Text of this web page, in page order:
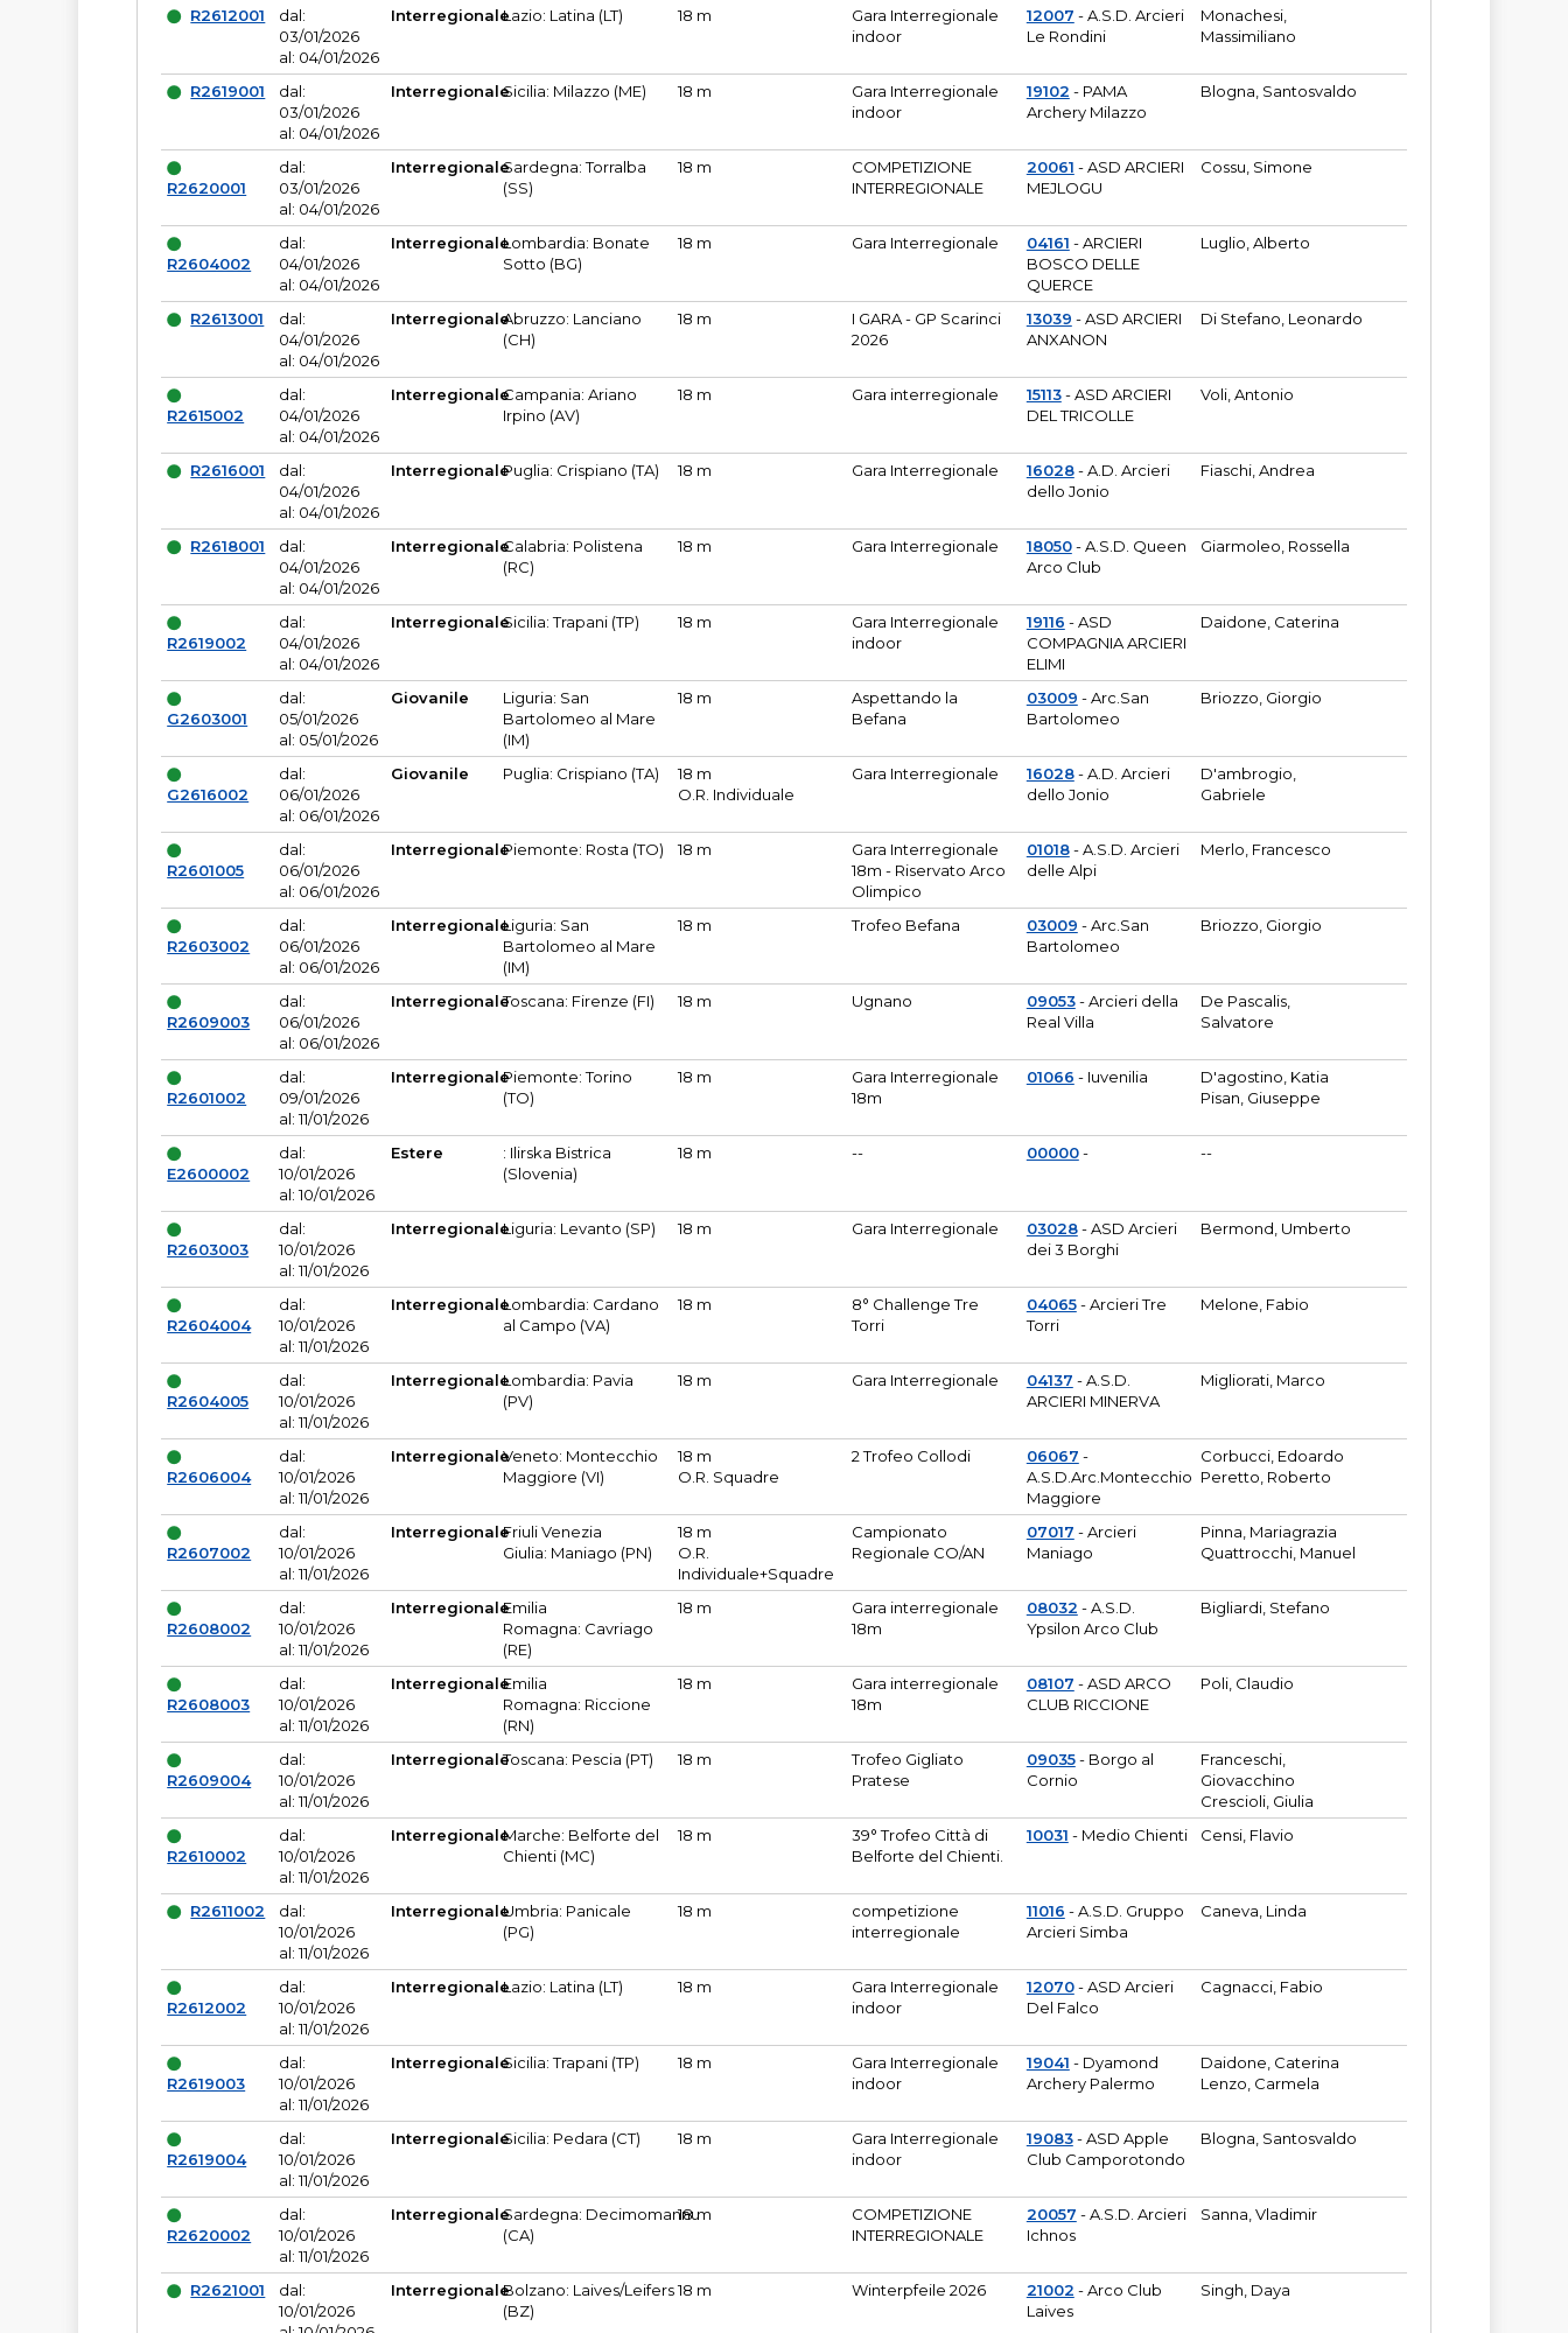
R2612001
dal:
03/01/2026
al: 04/01/2026
InterregionaleLazio: Latina (LT) 18 m
Gara Interregionale
indoor
12007 - A.S.D. Arcieri
Le Rondini
Monachesi,
Massimiliano
R2619001
dal:
03/01/2026
al: 04/01/2026
InterregionaleSicilia: Milazzo (ME) 18 m
Gara Interregionale
indoor
19102 - PAMA
Archery Milazzo
Blogna, Santosvaldo
R2620001
dal:
03/01/2026
al: 04/01/2026
InterregionaleSardegna: Torralba
(SS)
18 m
COMPETIZIONE
INTERREGIONALE
20061 - ASD ARCIERI
MEJLOGU
Cossu, Simone
R2604002
dal:
04/01/2026
al: 04/01/2026
InterregionaleLombardia: Bonate
Sotto (BG)
18 m Gara Interregionale 04161 - ARCIERI
BOSCO DELLE
QUERCE
Luglio, Alberto
R2613001
dal:
04/01/2026
al: 04/01/2026
InterregionaleAbruzzo: Lanciano
(CH)
18 m
I GARA - GP Scarinci
2026
13039 - ASD ARCIERI
ANXANON
Di Stefano, Leonardo
R2615002
dal:
04/01/2026
al: 04/01/2026
InterregionaleCampania: Ariano
Irpino (AV)
18 m Gara interregionale 15113- ASD ARCIERI
DEL TRICOLLE
Voli, Antonio
R2616001
dal:
04/01/2026
al: 04/01/2026
InterregionalePuglia: Crispiano (TA) 18 m Gara Interregionale 16028- A.D. Arcieri
dello Jonio
Fiaschi, Andrea
R2618001
dal:
04/01/2026
al: 04/01/2026
InterregionaleCalabria: Polistena
(RC)
18 m Gara Interregionale 18050- A.S.D. Queen
Arco Club
Giarmoleo, Rossella
R2619002
dal:
04/01/2026
al: 04/01/2026
InterregionaleSicilia: Trapani (TP) 18 m
Gara Interregionale
indoor
19116 - ASD
COMPAGNIA ARCIERI
ELIMI
Daidone, Caterina
G2603001
dal:
05/01/2026
al: 05/01/2026
Giovanile
Liguria: San
Bartolomeo al Mare
(IM)
18 m
Aspettando la
Befana
03009 - Arc.San
Bartolomeo
Briozzo, Giorgio
G2616002
dal:
06/01/2026
al: 06/01/2026
Giovanile Puglia: Crispiano (TA)
18 m
O.R. Individuale
Gara Interregionale 16028- A.D. Arcieri
dello Jonio
D'ambrogio,
Gabriele
R2601005
dal:
06/01/2026
al: 06/01/2026
InterregionalePiemonte: Rosta (TO) 18 m
Gara Interregionale
18m - Riservato Arco
Olimpico
01018- A.S.D. Arcieri
delle Alpi
Merlo, Francesco
R2603002
dal:
06/01/2026
al: 06/01/2026
InterregionaleLiguria: San
Bartolomeo al Mare
(IM)
18 m Trofeo Befana 03009 - Arc.San
Bartolomeo
Briozzo, Giorgio
R2609003
dal:
06/01/2026
al: 06/01/2026
InterregionaleToscana: Firenze (FI) 18 m Ugnano 09053- Arcieri della
Real Villa
De Pascalis,
Salvatore
R2601002
dal:
09/01/2026
al: 11/01/2026
InterregionalePiemonte: Torino
(TO)
18 m
Gara Interregionale
18m
01066 - Iuvenilia
D'agostino, Katia
Pisan, Giuseppe
E2600002
dal:
10/01/2026
al: 10/01/2026
Estere
: Ilirska Bistrica
(Slovenia)
18 m -- 00000- --
R2603003
dal:
10/01/2026
al: 11/01/2026
InterregionaleLiguria: Levanto (SP) 18 m Gara Interregionale 03028- ASD Arcieri
dei 3 Borghi
Bermond, Umberto
R2604004
dal:
10/01/2026
al: 11/01/2026
InterregionaleLombardia: Cardano
al Campo (VA)
18 m
8° Challenge Tre
Torri
04065- Arcieri Tre
Torri
Melone, Fabio
R2604005
dal:
10/01/2026
al: 11/01/2026
InterregionaleLombardia: Pavia
(PV)
18 m Gara Interregionale 04137 - A.S.D.
ARCIERI MINERVA
Migliorati, Marco
R2606004
dal:
10/01/2026
al: 11/01/2026
InterregionaleVeneto: Montecchio
Maggiore (VI)
18 m
O.R. Squadre
2 Trofeo Collodi 06067 -
A.S.D.Arc.Montecchio
Maggiore
Corbucci, Edoardo
Peretto, Roberto
R2607002
dal:
10/01/2026
al: 11/01/2026
InterregionaleFriuli Venezia
Giulia: Maniago (PN)
18 m
O.R.
Individuale+Squadre
Campionato
Regionale CO/AN
07017 - Arcieri
Maniago
Pinna, Mariagrazia
Quattrocchi, Manuel
R2608002
dal:
10/01/2026
al: 11/01/2026
InterregionaleEmilia
Romagna: Cavriago
(RE)
18 m
Gara interregionale
18m
08032 - A.S.D.
Ypsilon Arco Club
Bigliardi, Stefano
R2608003
dal:
10/01/2026
al: 11/01/2026
InterregionaleEmilia
Romagna: Riccione
(RN)
18 m
Gara interregionale
18m
08107 - ASD ARCO
CLUB RICCIONE
Poli, Claudio
R2609004
dal:
10/01/2026
al: 11/01/2026
InterregionaleToscana: Pescia (PT) 18 m
Trofeo Gigliato
Pratese
09035- Borgo al
Cornio
Franceschi,
Giovacchino
Crescioli, Giulia
R2610002
dal:
10/01/2026
al: 11/01/2026
InterregionaleMarche: Belforte del
Chienti (MC)
18 m
39° Trofeo Città di
Belforte del Chienti.
10031 - Medio Chienti Censi, Flavio
R2611002
dal:
10/01/2026
al: 11/01/2026
InterregionaleUmbria: Panicale
(PG)
18 m
competizione
interregionale
11016 - A.S.D. Gruppo
Arcieri Simba
Caneva, Linda
R2612002
dal:
10/01/2026
al: 11/01/2026
InterregionaleLazio: Latina (LT) 18 m
Gara Interregionale
indoor
12070- ASD Arcieri
Del Falco
Cagnacci, Fabio
R2619003
dal:
10/01/2026
al: 11/01/2026
InterregionaleSicilia: Trapani (TP) 18 m
Gara Interregionale
indoor
19041 - Dyamond
Archery Palermo
Daidone, Caterina
Lenzo, Carmela
R2619004
dal:
10/01/2026
al: 11/01/2026
InterregionaleSicilia: Pedara (CT) 18 m
Gara Interregionale
indoor
19083- ASD Apple
Club Camporotondo
Blogna, Santosvaldo
R2620002
dal:
10/01/2026
al: 11/01/2026
InterregionaleSardegna: Decimomannu
(CA)
18 m
COMPETIZIONE
INTERREGIONALE
20057 - A.S.D. Arcieri
Ichnos
Sanna, Vladimir
R2621001
dal:
10/01/2026
InterregionaleBolzano: Laives/Leifers
(BZ)
18 m Winterpfeile 2026 21002 - Arco Club
Laives
Singh, Daya